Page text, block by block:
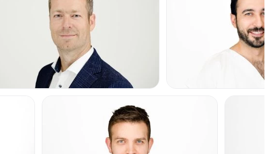
Laserové odstranění rozšířených
Odstranění xantelazmat
Nehtová plíseň Korekce jizev
Odstranění pigmentových skvrn
Od 2.500 Kč
Léčba lupénky